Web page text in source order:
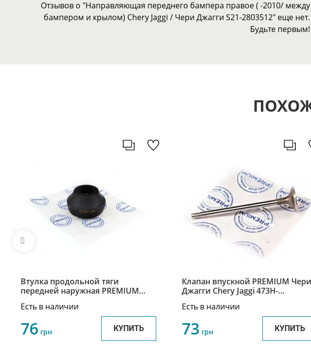
Отзывов о "Направляющая переднего бампера правое ( -2010/ между
бампером и крылом) Chery Jaggi / Чери Джагги S21-2803512" еще нет.
Будьте первым!
Втулка продольной тяги
передней наружная PREMIUM
2909077
Есть в наличии
76 грн КУПИТЬ
Клапан впускной PREMIUM Чери
Джагги Chery Jaggi 473H-
Есть в наличии
73 грн КУПИТЬ